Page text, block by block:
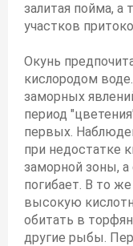
залитая пойма,
участков
Окунь
кислородом
заморных
период
первых.
при недостатке
заморной зоны, а
погибает. В то
высокую
обитать в
другие рыбы.